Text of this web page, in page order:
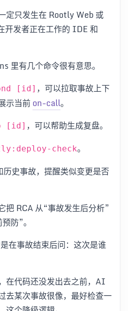
定只发生在 Rootly Web 或
开发者正在工作的 IDE 和
里有几个命令很有意思。
[id] ，可以拉取事故上下
示当前on-call。
[id] ，可以帮助生成复盘。
check。
史事故，提醒类似变更是否
把 RCA 从“事故发生后分析”
防”。
在事故结束后问：这次是谁
在代码还没发出去之前，AI
去某次事故很像，最好检查一